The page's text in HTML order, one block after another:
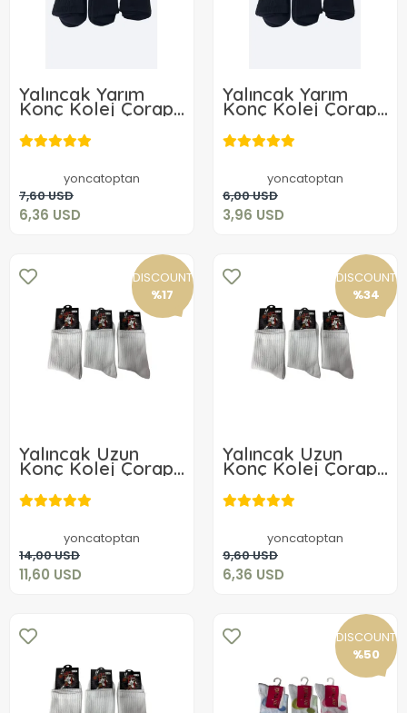
Yalıncak Yarım
Konç Kolej Çorap
Siyah Renk 6 Adet
Desensiz Model
yoncatoptan
7,60 USD
6,36 USD
6,36 USD
Add to cart
Yalıncak Yarım
Konç Kolej Çorap
Siyah Renk 3 Adet
Desensiz Model
yoncatoptan
6,00 USD
3,96 USD
3,96 USD
Add to cart
DISCOUNT
%17
Yalıncak Uzun
Konç Kolej Çorap
Beyaz Desensiz 12
Adet
yoncatoptan
14,00 USD
11,60 USD
11,60 USD
Add to cart
DISCOUNT
%34
Yalıncak Uzun
Konç Kolej Çorap
Beyaz Desensiz 6
Adet
yoncatoptan
9,60 USD
6,36 USD
6,36 USD
Add to cart
DISCOUNT
%50